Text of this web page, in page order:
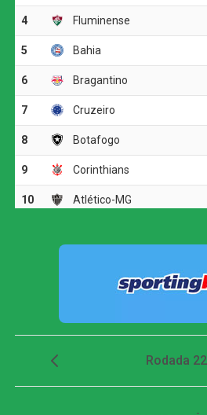
Revelação e
O prêmio de revelação do
com Lucas Cruz, atacante do
e vestindo a camisa 10, o jogador
um gol e uma assistência em 12
A artilharia foi dividida entre
Patryck, do Bangu, ambos com
a marca em seis jogos, enquanto
Goleiro: Fábio (Fluminense)
Lateral direito: Pumita (Vasco)
Zagueiros: Léo Pereira
(Fluminense)
Lateral esquerdo: Matheus Julião
Volantes: Martinelli (Fluminense)